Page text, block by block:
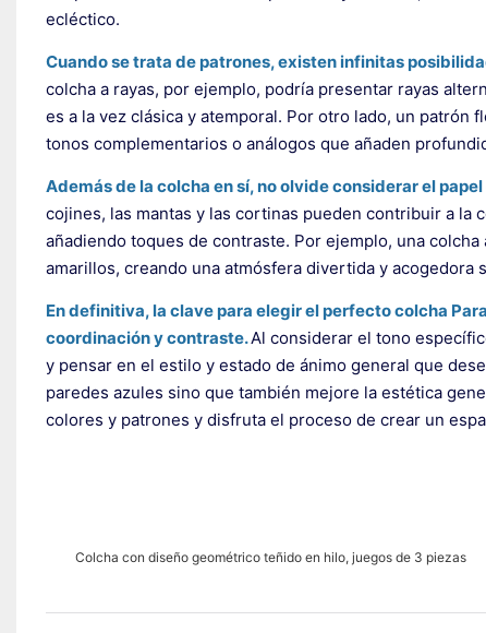
ecléctico.
Cuando se trata de patrones, existen infinitas
colcha a rayas, por ejemplo, podría presentar rayas
es a la vez clásica y atemporal. Por otro lado, un
tonos complementarios o análogos que añaden
Además de la colcha en sí, no olvide considerar el
cojines, las mantas y las cortinas pueden contribuir a
añadiendo toques de contraste. Por ejemplo, una
amarillos, creando una atmósfera divertida y acogedora
En definitiva, la clave para elegir el perfectocolcha
coordinación y contraste.Al considerar el tono
y pensar en el estilo y estado de ánimo general que
paredes azules sino que también mejore la estética
colores y patrones y disfruta el proceso de crear un
Colcha con diseño geométrico teñido en hilo, juegos de 3 piezas